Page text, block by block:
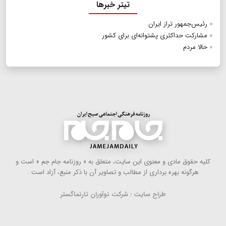
تیتر خبرها
رئیس‌جمهور تراز ایران
مشارکت حداکثری پشتوانه‌ای برای کشور
حالا مردم
كلیه حقوق مادی و معنوی این سایت، متعلق به « روزنامه جام جم » است و
هرگونه بهره ‌برداری از مطالب و تصاویر آن با ذكر منبع، آزاد است .
طراح سایت : شرکت نوآوران تارنماگستر